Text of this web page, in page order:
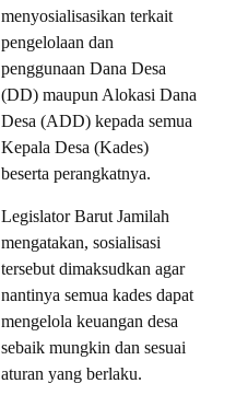
menyosialisasikan terkait
pengelolaan dan
penggunaan Dana Desa
(DD) maupun Alokasi Dana
Desa (ADD) kepada semua
Kepala Desa (Kades)
beserta perangkatnya.
Legislator Barut Jamilah
mengatakan, sosialisasi
tersebut dimaksudkan agar
nantinya semua kades dapat
mengelola keuangan desa
sebaik mungkin dan sesuai
aturan yang berlaku.